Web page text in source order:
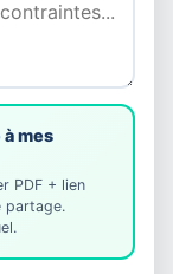
mes
PDF + lien
partage.